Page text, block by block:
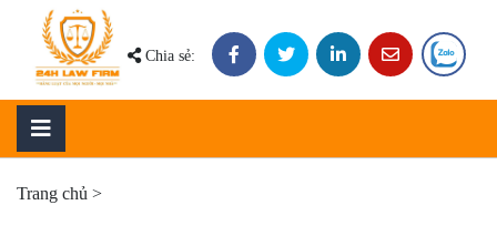
content
Chia sẻ:
Trang chủ >